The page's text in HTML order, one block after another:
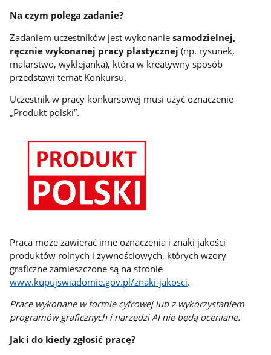
Na czym polega zadanie?
Zadaniem uczestników jest wykonaniesamodzielnej,
ręcznie wykonanej pracy plastycznej (np. rysunek,
malarstwo, wyklejanka), która w kreatywny sposób
przedstawi temat Konkursu.
Uczestnik w pracy konkursowej musi użyć oznaczenie
„Produkt polski”.
Praca może zawierać inne oznaczenia i znaki jakości
produktów rolnych i żywnościowych, których wzory
graficzne zamieszczone są na stronie
www.kupujswiadomie.gov.pl/znaki-jakosci.
Prace wykonane w formie cyfrowej lub z wykorzystaniem
programów graficznych i narzędzi AI nie będą oceniane.
Jak i do kiedy zgłosić pracę?